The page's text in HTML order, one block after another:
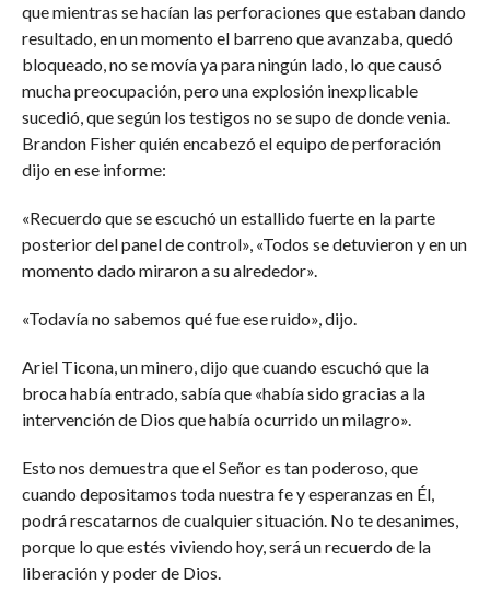
que mientras se hacían las perforaciones que estaban dando
resultado, en un momento el barreno que avanzaba, quedó
bloqueado, no se movía ya para ningún lado, lo que causó
mucha preocupación, pero una explosión inexplicable
sucedió, que según los testigos no se supo de donde venia.
Brandon Fisher quién encabezó el equipo de perforación
dijo en ese informe:
«Recuerdo que se escuchó un estallido fuerte en la parte
posterior del panel de control», «Todos se detuvieron y en un
momento dado miraron a su alrededor».
«Todavía no sabemos qué fue ese ruido», dijo.
Ariel Ticona, un minero, dijo que cuando escuchó que la
broca había entrado, sabía que «había sido gracias a la
intervención de Dios que había ocurrido un milagro».
Esto nos demuestra que el Señor es tan poderoso, que
cuando depositamos toda nuestra fe y esperanzas en Él,
podrá rescatarnos de cualquier situación. No te desanimes,
porque lo que estés viviendo hoy, será un recuerdo de la
liberación y poder de Dios.